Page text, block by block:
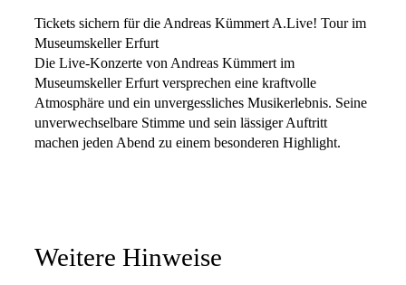
Tickets sichern für die Andreas Kümmert A.Live! Tour im
Museumskeller Erfurt
Die Live-Konzerte von Andreas Kümmert im
Museumskeller Erfurt versprechen eine kraftvolle
Atmosphäre und ein unvergessliches Musikerlebnis. Seine
unverwechselbare Stimme und sein lässiger Auftritt
machen jeden Abend zu einem besonderen Highlight.
Weitere Hinweise